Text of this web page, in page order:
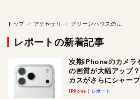
トップ アクセサリ
レポートの新着記事
次期iPhoneのカメラ
の画質が大幅アップ
カスがさらにシャー
iPhone レポート